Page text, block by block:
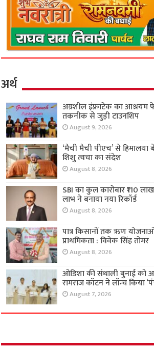
अर्थ
अग्रशील इंफ्राटेक का आश्रयम
तकनीक से जुड़ी टाउनशिप
August 9, 2026
‘मैची मैची पीएच’ से
शिशु त्वचा का संदेश
August 8, 2026
SBI का कुल कारोबार ₹110
लाभ ने बनाया नया रिकॉर्ड
August 8, 2026
पात्र किसानों तक ऋण
प्राथमिकता : विवेक सिंह तोमर
August 8, 2026
ओडिशा की संथाली बुनाई को
रामराज कॉटन ने लॉन्च किया
August 7, 2026